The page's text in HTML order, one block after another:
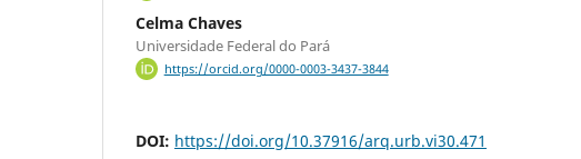
Celma Chaves
Universidade Federal do Pará
https://orcid.org/0000-0003-3437-3844
DOI: https://doi.org/10.37916/arq.urb.vi30.471